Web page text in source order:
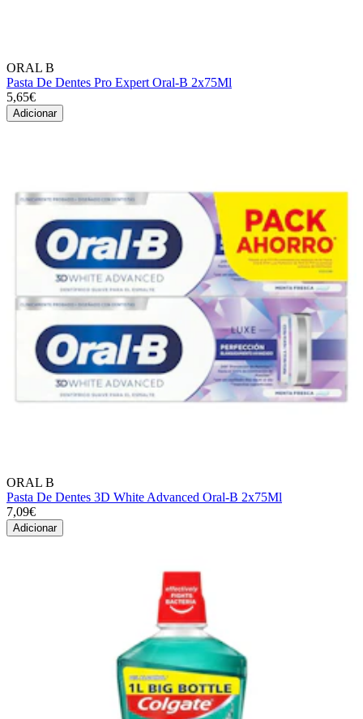
ORAL B
Pasta De Dentes Pro Expert Oral-B 2x75Ml
5,65€
Adicionar
ORAL B
Pasta De Dentes 3D White Advanced Oral-B 2x75Ml
7,09€
Adicionar